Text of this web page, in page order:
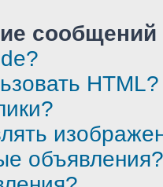
HTML?
объявления?